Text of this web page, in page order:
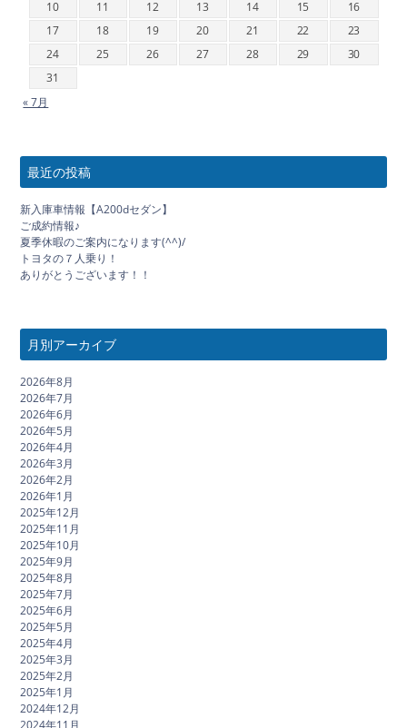
10 11 12 13 14 15
16
17
18 19 20 21 22
23
24
25 26 27 28 29
30
31
« 7月
最近の投稿
新入庫車情報【A200dセダン】
ご成約情報♪
夏季休暇のご案内になります(^^)/
トヨタの７人乗り！
ありがとうございます！！
月別アーカイブ
2026年8月
2026年7月
2026年6月
2026年5月
2026年4月
2026年3月
2026年2月
2026年1月
2025年12月
2025年11月
2025年10月
2025年9月
2025年8月
2025年7月
2025年6月
2025年5月
2025年4月
2025年3月
2025年2月
2025年1月
2024年12月
2024年11月